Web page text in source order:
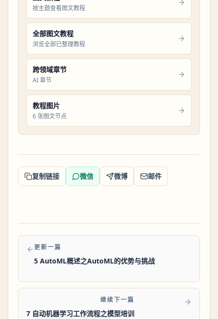
按主题查看图文教程
全部图文教程
浏览全部已整理教程
跨领域章节
AI 章节
教程图片
6 张图文节点
复制链接 微信 微博 邮件
更新一篇
5 AutoML概述之AutoML的优势与挑战
继续下一篇
7 自动机器学习工作流程之模型培训